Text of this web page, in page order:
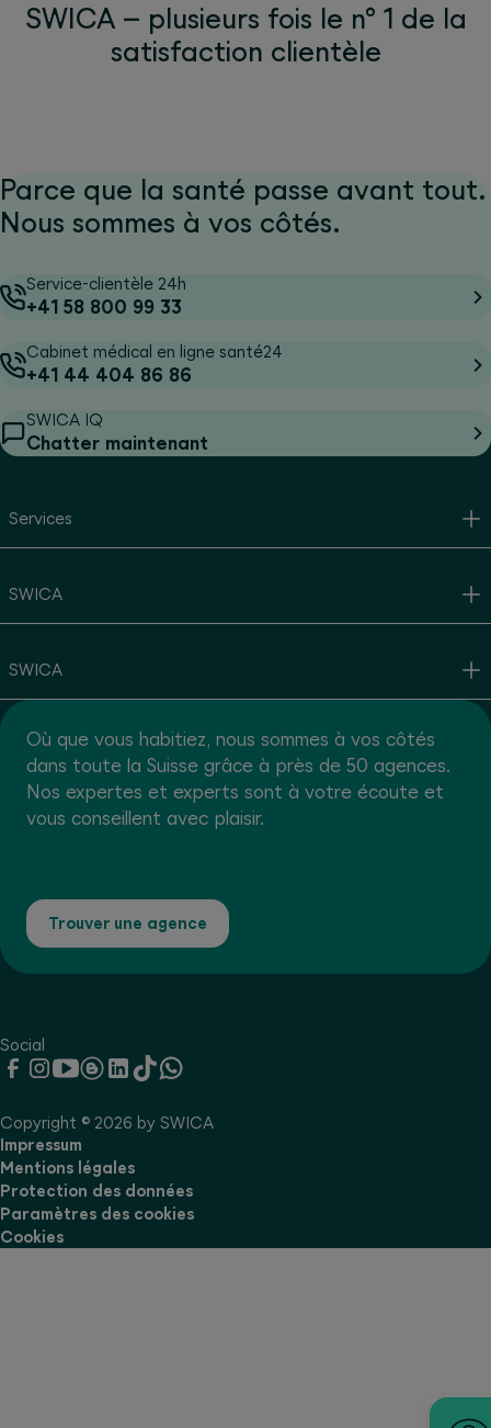
SWICA – plusieurs fois le n° 1 de la
satisfaction clientèle
Parce que la santé passe avant tout.
Nous sommes à vos côtés.
Service-clientèle 24h
+41 58 800 99 33
Cabinet médical en ligne santé24
+41 44 404 86 86
SWICA IQ
Chatter maintenant
Services
SWICA
SWICA
Où que vous habitiez, nous sommes à vos côtés
dans toute la Suisse grâce à près de 50 agences.
Nos expertes et experts sont à votre écoute et
vous conseillent avec plaisir.
Trouver une agence
Social
Copyright © 2026 by SWICA
Impressum
Mentions légales
Protection des données
Paramètres des cookies
Cookies